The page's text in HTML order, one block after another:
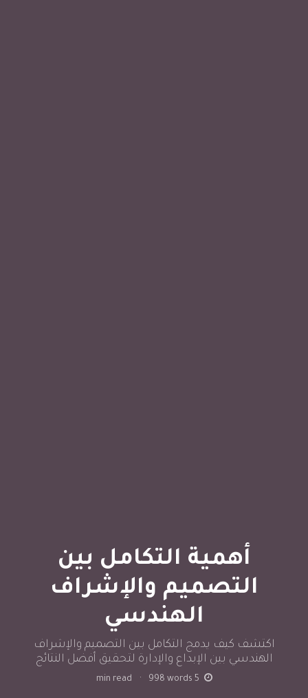
أهمية التكامل بين
التصميم والإشراف
الهندسي
اكتشف كيف يدمج التكامل بين التصميم والإشراف
الهندسي بين الإبداع والإدارة لتحقيق أفضل النتائج
5
min read · 998 words